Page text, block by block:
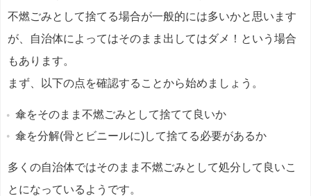
不燃ごみとして捨てる場合が一般的には多いかと思います
が、自治体によってはそのまま出してはダメ！という場合
もあります。
まず、以下の点を確認することから始めましょう。
傘をそのまま不燃ごみとして捨てて良いか
傘を分解(骨とビニールに)して捨てる必要があるか
多くの自治体ではそのまま不燃ごみとして処分して良いこ
とになっているようです。